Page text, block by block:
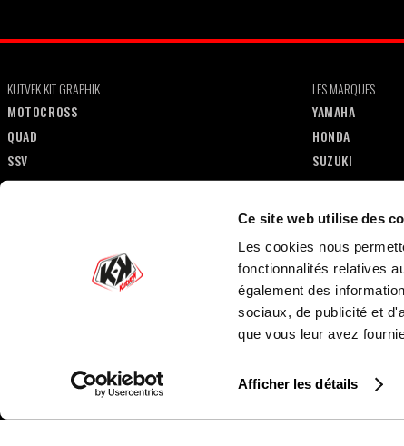
Ce site web utilise des
Les cookies nous
fonctionnalités relatives
également des
sociaux, de publicité et
que vous leur avez
Afficher les détails
KUTVEK KIT GRAPHIK
MOTOCROSS
QUAD
SSV
50CC
LES MARQUES
YAMAHA
HONDA
SUZUKI
KTM
KAWASAKI
SHERCO
GASGAS
POLARIS
CAN-AM
BETA